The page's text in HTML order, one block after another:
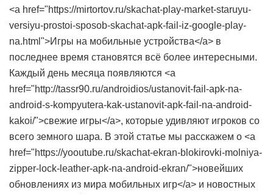
<a href="https://mirtortov.ru/skachat-play-market-staruyu-
versiyu-prostoi-sposob-skachat-apk-fail-iz-google-play-
na.html">Игры на мобильные устройства</a> в
последнее время становятся всё более интересными.
Каждый день месяца появляются <a
href="http://tassr90.ru/androidios/ustanovit-fail-apk-na-
android-s-kompyutera-kak-ustanovit-apk-fail-na-android-
kakoi/">свежие игры</a>, которые удивляют игроков со
всего земного шара. В этой статье мы расскажем о <a
href="https://yooutube.ru/skachat-ekran-blokirovki-molniya-
zipper-lock-leather-apk-na-android-ekran/">новейших
обновлениях из мира мобильных игр</a> и новостных